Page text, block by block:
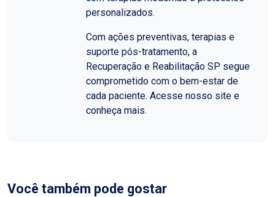
personalizados.
Com ações preventivas, terapias e
suporte pós-tratamento, a
Recuperação e Reabilitação SP segue
comprometido com o bem-estar de
cada paciente. Acesse nosso site e
conheça mais.
Você também pode gostar